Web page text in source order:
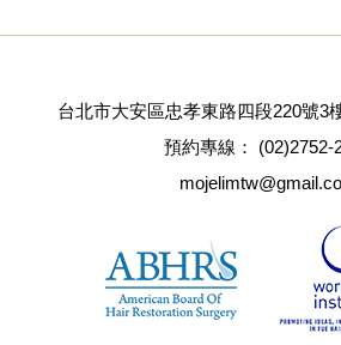
台北市大安區忠孝東路四段220號3
預約專線：
(02)2752-